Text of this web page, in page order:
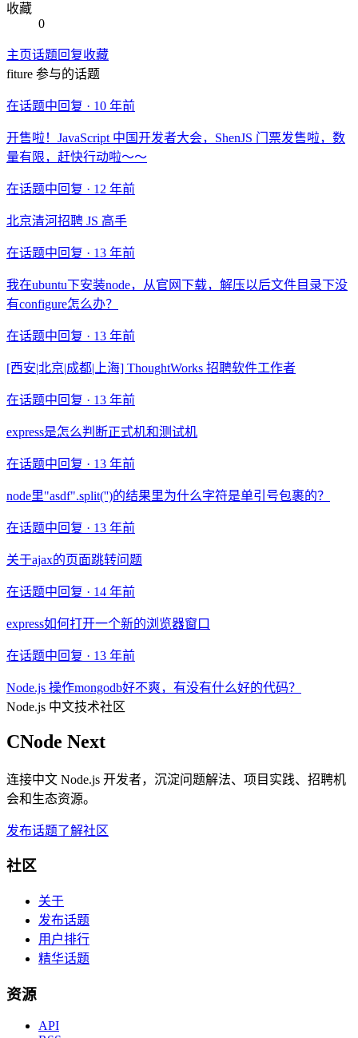
收藏
0
主页话题回复收藏
fiture 参与的话题
在话题中回复 · 10 年前
开售啦！JavaScript 中国开发者大会，ShenJS 门票发售啦，数
量有限，赶快行动啦～～
在话题中回复 · 12 年前
北京清河招聘 JS 高手
在话题中回复 · 13 年前
我在ubuntu下安装node，从官网下载，解压以后文件目录下没
有configure怎么办？
在话题中回复 · 13 年前
[西安|北京|成都|上海] ThoughtWorks 招聘软件工作者
在话题中回复 · 13 年前
express是怎么判断正式机和测试机
在话题中回复 · 13 年前
node里"asdf".split('')的结果里为什么字符是单引号包裹的？
在话题中回复 · 13 年前
关于ajax的页面跳转问题
在话题中回复 · 14 年前
express如何打开一个新的浏览器窗口
在话题中回复 · 13 年前
Node.js 操作mongodb好不爽，有没有什么好的代码？
Node.js 中文技术社区
CNode Next
连接中文 Node.js 开发者，沉淀问题解法、项目实践、招聘机
会和生态资源。
发布话题了解社区
社区
关于
发布话题
用户排行
精华话题
资源
API